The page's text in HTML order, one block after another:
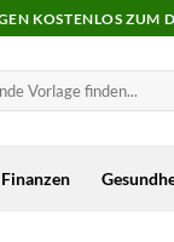
KOSTENLOS ZUM
Finanzen